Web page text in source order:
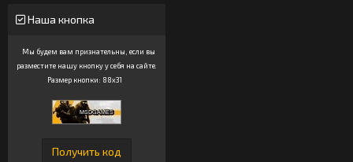
Наша кнопка
Мы будем вам признательны, если вы
разместите нашу кнопку у себя на сайте.
Размер кнопки: 88x31